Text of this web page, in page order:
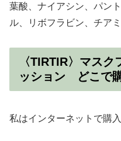
葉酸、ナイアシン、パン
ル、リボフラビン、チア
〈TIRTIR〉マス
ッション どこで
私はインターネットで購入